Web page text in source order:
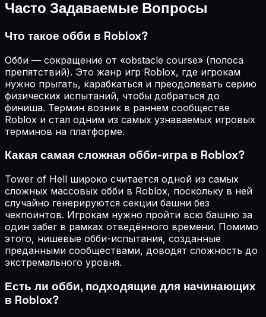
Часто Задаваемые Вопросы
Что такое обби в Roblox?
Обби — сокращение от «obstacle course» (полоса
препятствий). Это жанр игр Roblox, где игрокам
нужно прыгать, карабкаться и преодолевать серию
физических испытаний, чтобы добраться до
финиша. Термин возник в раннем сообществе
Roblox и стал одним из самых узнаваемых игровых
терминов на платформе.
Какая самая сложная обби-игра в Roblox?
Tower of Hell широко считается одной из самых
сложных массовых обби в Roblox, поскольку в ней
случайно генерируются секции башни без
чекпоинтов. Игрокам нужно пройти всю башню за
один забег в рамках отведённого времени. Помимо
этого, нишевые обби-испытания, созданные
преданными сообществами, доводят сложность до
экстремального уровня.
Есть ли обби, подходящие для начинающих
в Roblox?